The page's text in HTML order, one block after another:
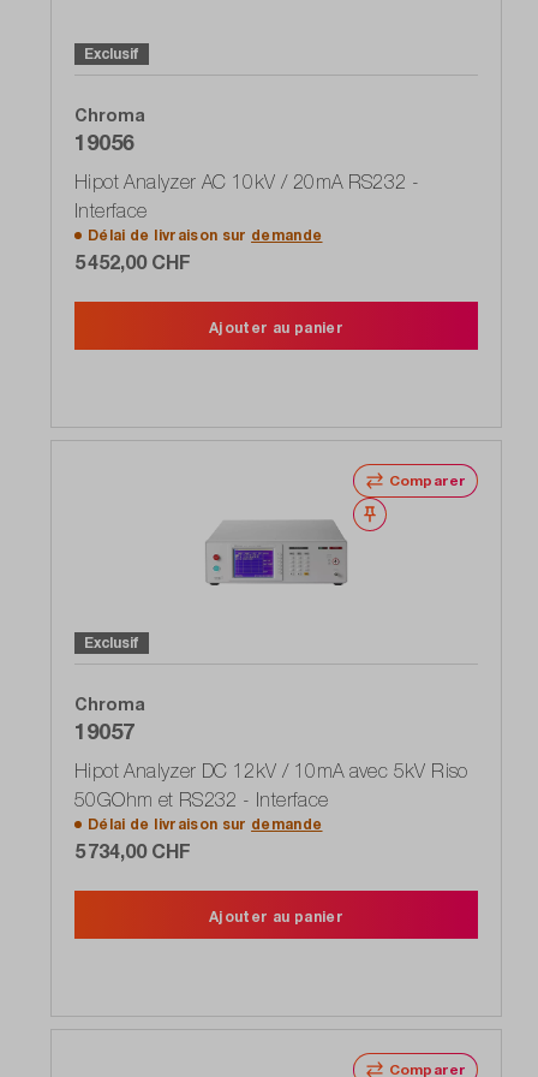
Exclusif
Chroma
19056
Hipot Analyzer AC 10kV / 20mA RS232 -
Interface
Délai de livraison sur demande
5 452,00 CHF
Ajouter au panier
Comparer
Noter
Exclusif
Chroma
19057
Hipot Analyzer DC 12kV / 10mA avec 5kV Riso
50GOhm et RS232 - Interface
Délai de livraison sur demande
5 734,00 CHF
Ajouter au panier
Comparer